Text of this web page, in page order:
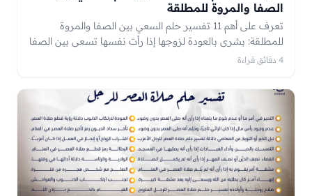
الصفا والمروة للمطلقة
تعرف على أهم 11 تفسير حلم السعي بين الصفا والمروة
للمطلقة: بشرى بالعودة لزوجها إذا رأت نفسها تسعى بين الصفا
والمروة مع زوجها السابق. الوصول لمكانة مرموقة إذا رأت
للحج أو العمرة أو طلب الرزق. الشفاء إذا كانت تعاني من مرض
4 دقائق قراءة